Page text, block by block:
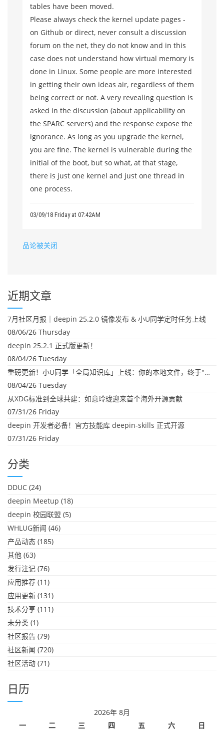
tables have been moved.
Please always check the kernel update pages -
on Github or direct, never consult a discussion
forum on the net, they do not know and in this
case does not understand how virtual memory is
done in Linux. Some people are more interested
in getting their own ideas air, regardless of them
being correct or not. A very revealing question is
asked in the discussion (about applicability on
the SPARC servers) and the response expose the
ignorance. As long as you upgrade the kernel,
you are fine. The kernel is vulnerable during the
initial of the boot, but so what, at that stage,
there is just one kernel and just one thread in
one process.
03/09/18 Friday at 07:42AM
品论被关闭
近期文章
7月社区月报｜deepin 25.2.0 镜像发布 & 小U同学定时任务上线
08/06/26 Thursday
deepin 25.2.1 正式版更新！
08/04/26 Tuesday
重磅更新！小U同学「全局知识库」上线：你的本地文件，终于"活"起来了
08/04/26 Tuesday
从XDG标准到全球共建：如意玲珑迎来首个海外开源贡献
07/31/26 Friday
deepin 开发者必备！官方技能库 deepin-skills 正式开源
07/31/26 Friday
分类
DDUC (24)
deepin Meetup (18)
deepin 校园联盟 (5)
WHLUG新闻 (46)
产品动态 (185)
其他 (63)
发行注记 (76)
应用推荐 (11)
应用更新 (131)
技术分享 (111)
未分类 (1)
社区报告 (79)
社区新闻 (720)
社区活动 (71)
日历
2026年 8月
一
二 三 四 五 六 日